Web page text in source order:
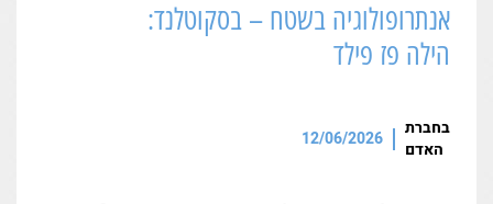
אנתרופולוגיה בשטח – בסקוטלנד:
הילה פז פילד
בחברת
האדם
12/06/2026